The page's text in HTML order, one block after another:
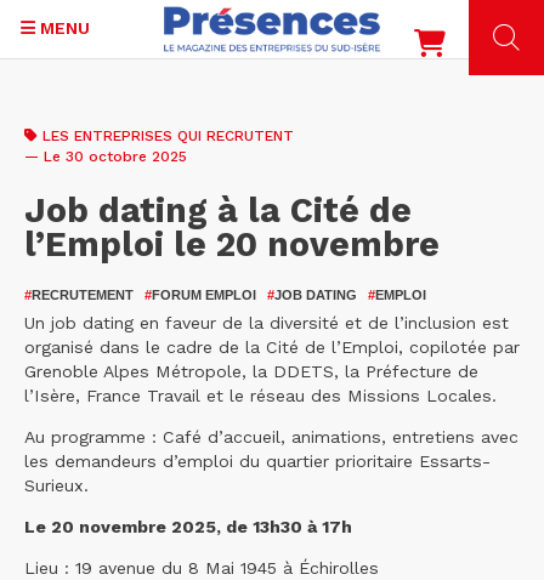
contenu
MENU
LES ENTREPRISES QUI RECRUTENT
— Le 30 octobre 2025
Job dating à la Cité de
l’Emploi le 20 novembre
#RECRUTEMENT #FORUM EMPLOI #JOB DATING #EMPLOI
Un job dating en faveur de la diversité et de l’inclusion est
organisé dans le cadre de la Cité de l’Emploi, copilotée par
Grenoble Alpes Métropole, la DDETS, la Préfecture de
l’Isère, France Travail et le réseau des Missions Locales.
Au programme : Café d’accueil, animations, entretiens avec
les demandeurs d’emploi du quartier prioritaire Essarts-
Surieux.
Le 20 novembre 2025, de 13h30 à 17h
Lieu : 19 avenue du 8 Mai 1945 à Échirolles